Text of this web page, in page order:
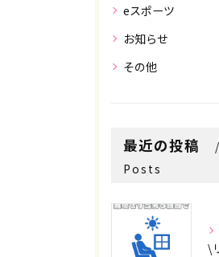
eスポーツ
お知らせ
その他
最近の投稿
Posts